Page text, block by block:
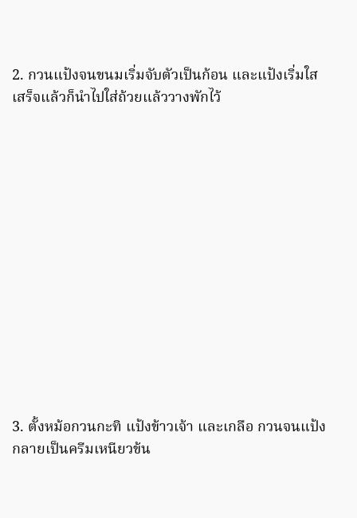
2. กวนแป้งจนขนมเริ่มจับตัวเป็นก้อน และแป้งเริ่มใส
เสร็จแล้วก็นำไปใส่ถ้วยแล้ววางพักไว้
3. ตั้งหม้อกวนกะทิ แป้งข้าวเจ้า และเกลือ กวนจนแป้ง
กลายเป็นครีมเหนียวข้น